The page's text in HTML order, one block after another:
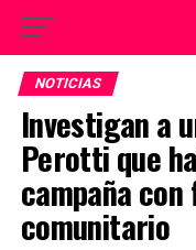
NOTICIAS
Investigan a
Perotti que
campaña
comunitario